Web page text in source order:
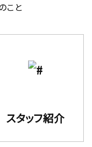
こと
スタッフ紹介